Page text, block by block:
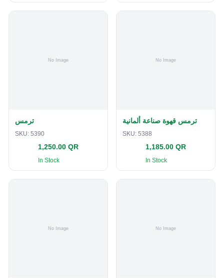
ترمس
SKU: 5390
1,250.00 QR
In Stock
ترمس قهوة صناعة ألمانية
SKU: 5388
1,185.00 QR
In Stock